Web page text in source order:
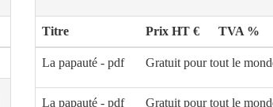
Titre Prix HT € TVA %
La papauté - pdf Gratuit pour tout le
La papauté - pdf Gratuit pour tout le